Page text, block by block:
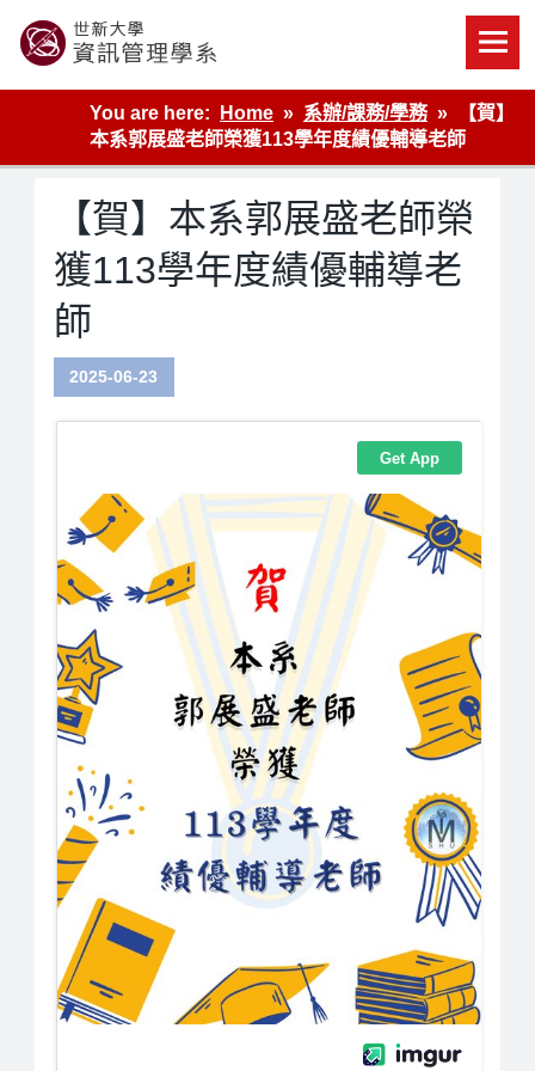
content
世新大學資管系網站
You are here:
Home 系辦/課務/學務
【賀】
本系郭展盛老師榮獲113學年度績優輔導老師
【賀】本系郭展盛老師榮
獲113學年度績優輔導老
師
2025-06-23